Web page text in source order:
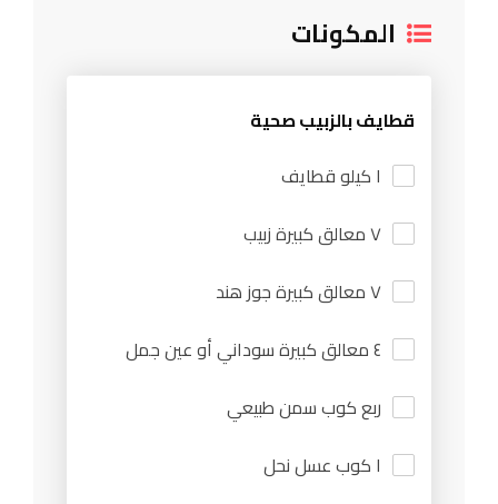
المكونات
قطايف بالزبيب صحية
١ كيلو قطايف
٧ معالق كبيرة زبيب
٧ معالق كبيرة جوز هند
٤ معالق كبيرة سوداني أو عين جمل
ربع كوب سمن طبيعي
١ كوب عسل نحل